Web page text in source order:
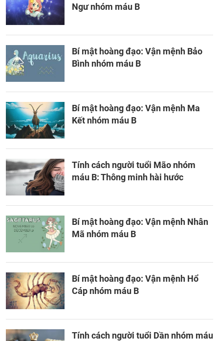
Ngư nhóm máu B
Bí mật hoàng đạo: Vận mệnh Bảo
Bình nhóm máu B
Bí mật hoàng đạo: Vận mệnh Ma
Kết nhóm máu B
Tính cách người tuổi Mão nhóm
máu B: Thông minh hài hước
Bí mật hoàng đạo: Vận mệnh Nhân
Mã nhóm máu B
Bí mật hoàng đạo: Vận mệnh Hổ
Cáp nhóm máu B
Tính cách người tuổi Dần nhóm máu